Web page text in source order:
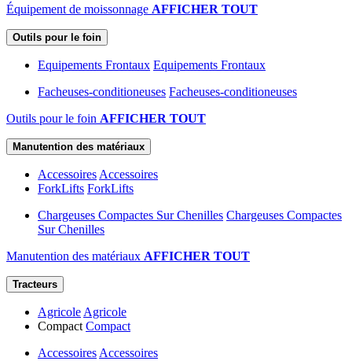
Équipement de moissonnage AFFICHER TOUT
Outils pour le foin
Equipements Frontaux Equipements Frontaux
Facheuses-conditioneuses Facheuses-conditioneuses
Outils pour le foin AFFICHER TOUT
Manutention des matériaux
Accessoires Accessoires
ForkLifts ForkLifts
Chargeuses Compactes Sur Chenilles Chargeuses Compactes
Sur Chenilles
Manutention des matériaux AFFICHER TOUT
Tracteurs
Agricole Agricole
Compact Compact
Accessoires Accessoires